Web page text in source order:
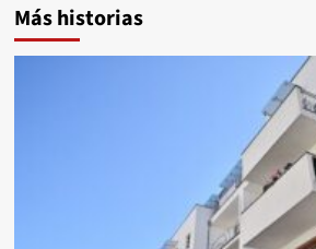
Más historias